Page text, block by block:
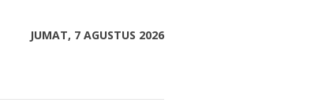
JUMAT, 7 AGUSTUS 2026